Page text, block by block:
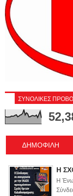
ΣΥΝΟΛΙΚΕΣ
ΔΗΜΟΦΙΛΗ
Η
Η